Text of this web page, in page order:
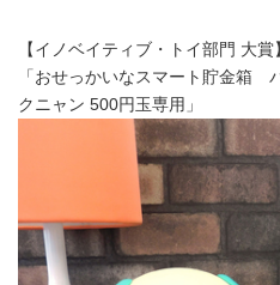
【イノベイティブ・トイ部門 大賞
「おせっかいなスマート貯金箱
クニャン 500円玉専用」